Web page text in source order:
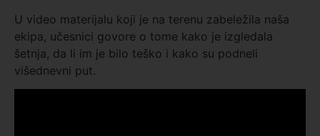
U video materijalu koji je na terenu zabeležila naša
ekipa, učesnici govore o tome kako je izgledala
šetnja, da li im je bilo teško i kako su podneli
višednevni put.